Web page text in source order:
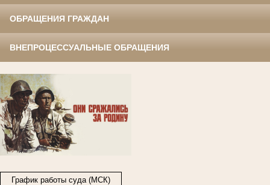
ОБРАЩЕНИЯ ГРАЖДАН
ВНЕПРОЦЕССУАЛЬНЫЕ ОБРАЩЕНИЯ
График работы суда (МСК)